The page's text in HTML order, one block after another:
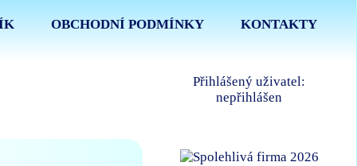
KONTAKTY
OBCHODNÍ PODMÍNKY
Přihlášený uživatel:
nepřihlášen